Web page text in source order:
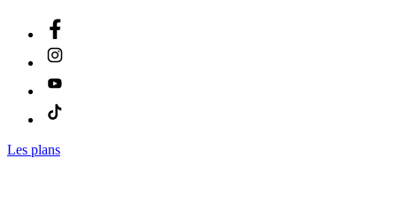
Les plans